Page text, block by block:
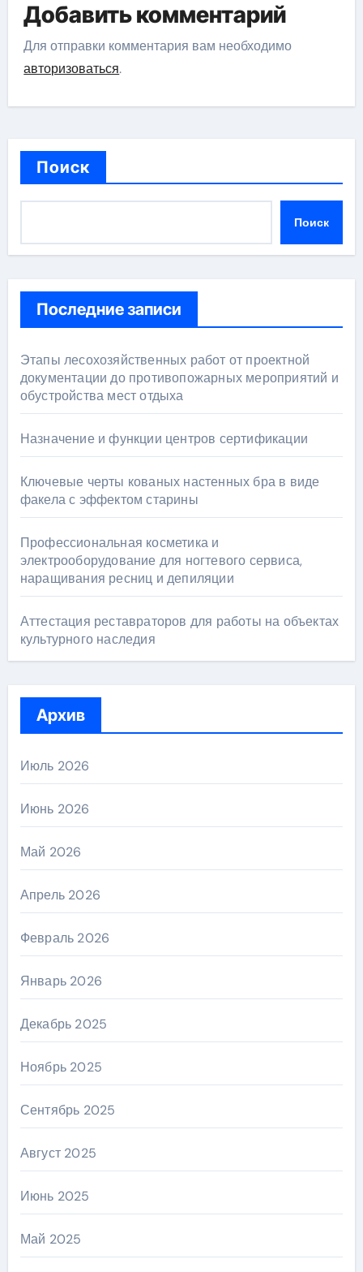
Добавить комментарий
Для отправки комментария вам необходимо
авторизоваться.
Поиск
Поиск
Последние записи
Этапы лесохозяйственных работ от проектной
документации до противопожарных мероприятий и
обустройства мест отдыха
Назначение и функции центров сертификации
Ключевые черты кованых настенных бра в виде
факела с эффектом старины
Профессиональная косметика и
электрооборудование для ногтевого сервиса,
наращивания ресниц и депиляции
Аттестация реставраторов для работы на объектах
культурного наследия
Архив
Июль 2026
Июнь 2026
Май 2026
Апрель 2026
Февраль 2026
Январь 2026
Декабрь 2025
Ноябрь 2025
Сентябрь 2025
Август 2025
Июнь 2025
Май 2025